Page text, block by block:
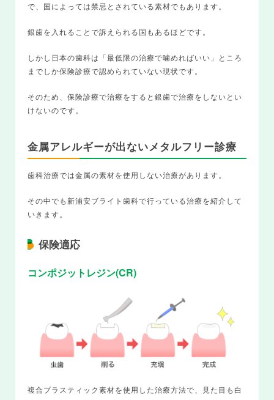
で、国によっては禁忌とされている素材でもあります。
銀歯を入れることで訴えられる国もあるほどです。
しかし日本の歯科は「最低限の治療で噛めればいい」ところ
までしか保険診療で認められていない現状です。
そのため、保険診療で治療をすると銀歯で治療をしないとい
けないのです。
金属アレルギーが出ないメタルフリー診療
歯科治療では金属の素材を使用しない治療があります。
その中でも新浦安ブライト歯科で行っている治療を紹介して
いきます。
保険適応
コンポジットレジン(CR)
複合プラスティック素材を使用した治療方法で、見た目も白